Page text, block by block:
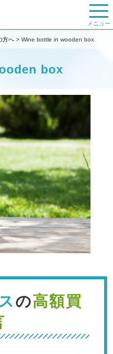
メニュー
方へ > Wine bottle in wooden box
box
の高額買